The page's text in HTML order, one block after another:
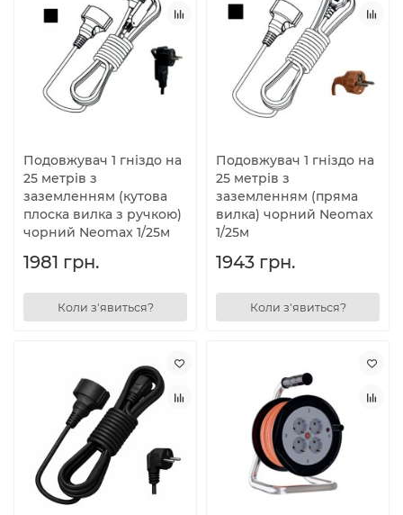
Подовжувач 1 гніздо на
25 метрів з
заземленням (кутова
плоска вилка з ручкою)
чорний Neomax 1/25м
1981 грн.
Коли з'явиться?
Подовжувач 1 гніздо на
25 метрів з
заземленням (пряма
вилка) чорний Neomax
1/25м
1943 грн.
Коли з'явиться?